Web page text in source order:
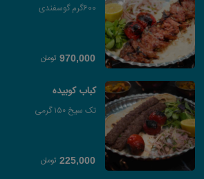
600گرم گوسفندی
970,000 تومان
کباب کوبیده
تک سیخ ۱۵۰ گرمی
225,000 تومان